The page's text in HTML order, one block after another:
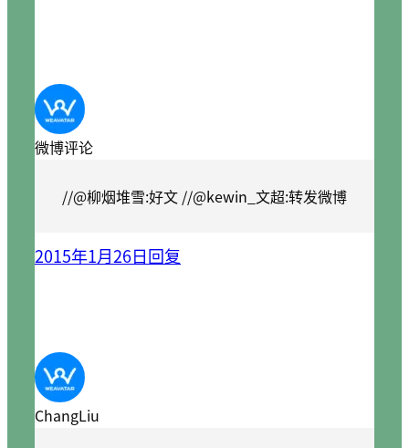
微博评论
//@柳烟堆雪:好文 //@kewin_文超:转发微博
2015年1月26日回复
ChangLiu